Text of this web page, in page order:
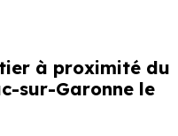
à proximité du
sur-Garonne le